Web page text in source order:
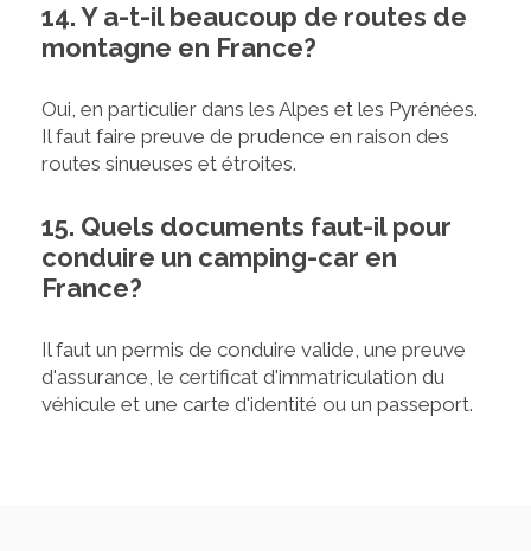
14. Y a-t-il beaucoup de routes de
montagne en France?
Oui, en particulier dans les Alpes et les Pyrénées.
Il faut faire preuve de prudence en raison des
routes sinueuses et étroites.
15. Quels documents faut-il pour
conduire un camping-car en
France?
Il faut un permis de conduire valide, une preuve
d'assurance, le certificat d'immatriculation du
véhicule et une carte d'identité ou un passeport.